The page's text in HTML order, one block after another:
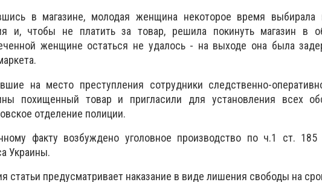
в магазине, молодая женщина некоторое время выбирала
и, чтобы не платить за товар, решила покинуть магазин в
женщине остаться не удалось - на выходе она была
на место преступления сотрудники следственно-
похищенный товар и пригласили для установления всех
отделение полиции.
факту возбуждено уголовное производство по ч.1 ст. 185
Украины.
статьи предусматривает наказание в виде лишения свободы на